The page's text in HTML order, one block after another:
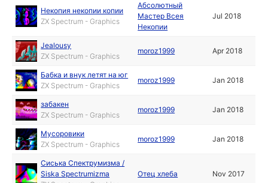
Некопия некопии копии
ZX Spectrum - Graphics
Абсолютный
Мастер Всея
Некопии
Jul 2018
Jealousy
ZX Spectrum - Graphics
moroz1999 Apr 2018
Бабка и внук летят на юг
ZX Spectrum - Graphics
moroz1999 Jan 2018
забакен
ZX Spectrum - Graphics
moroz1999 Jan 2018
Мусоровики
ZX Spectrum - Graphics
moroz1999 Jan 2018
Сиська Спектрумизма /
Siska Spectrumizma
Отец хлеба Nov 2017